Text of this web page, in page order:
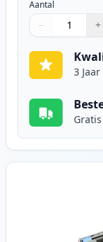
Aantal
Gebruik de
− +
1
3